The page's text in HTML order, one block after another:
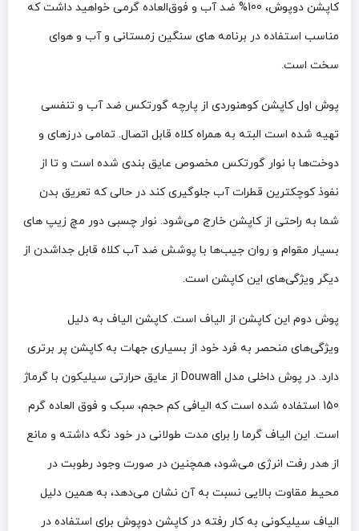
کاپشن دوپوش، 100% ضد آب و فوق‌العاده گرمی خواهید داشت که
مناسب استفاده در برنامه های سنگین زمستانی و آب و هوای
سخت است.
پوش اول کاپشن کوهنوردی از پارچه گورتکس ضد آب و تنفسی
تهیه شده است البته به همراه کلاه قابل اتصال. تمامی درزهای و
دوخت‌ها با نوار گورتکس مخصوص عایق بندی شده است و تا از
نفوذ کوچکترین قطرات آب جلوگیری کند در حالی که تعریق بدن
شما به راحتی از کاپشن خارج می‌شود. نوار چسبی دور مچ زیپ های
بسیار مقوام و روان جیب‌ها با پوشش ضد آب کلاه قابل جداشدن از
دیگر ویژگی‌های این کاپشن است.
پوش دوم این کاپشن از الیاف است. کاپشن الیاف به دلیل
ویژگی‌های منحصر به فرد خود از بسیاری جهات به کاپشن پر برتری
دارد. در پوش داخلی مدل Douwall از عایق حرارتی سیلیکون با گرماژ
150 استفاده شده است که الیافی کم حجم، سبک و فوق العاده گرم
است. این الیاف گرما را برای مدت طولانی در خود نگه داشته و مانع
از هدر رفت انرژی می‌شود، همچنین در صورت وجود رطوبت در
محیط مقاوت بالایی نسبت به آن نشان می‌دهد، به همین دلیل
الیاف سیلیکونی به کار رفته در کاپشن دوپوش برای استفاده در